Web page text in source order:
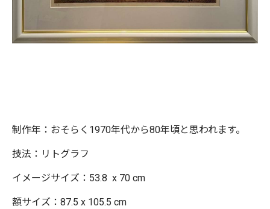
制作年：おそらく1970年代から80年頃と思われます。
技法：リトグラフ
イメージサイズ：53.8 x 70 cm
額サイズ：87.5 x 105.5 cm